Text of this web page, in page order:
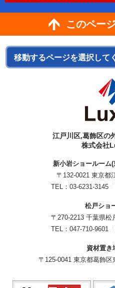
このペー
江戸川区,葛飾区の
株式会社
新小岩ショールーム
〒132-0021 東京都
TEL： 03-6231-3145
松戸ショ
〒270-2213 千葉県松
TEL： 047-710-9601
資材置き
〒125-0041 東京都葛飾